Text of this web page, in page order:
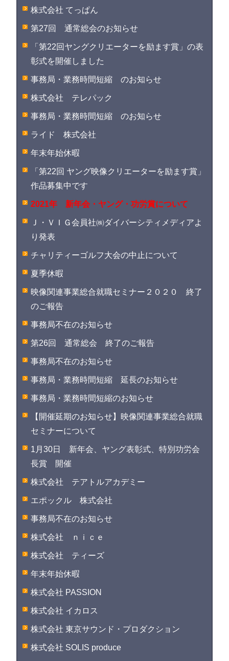
株式会社 てっぱん
第27回 通常総会のお知らせ
「第22回ヤングクリエーターを励ます賞」の表
彰式を開催しました
事務局・業務時間短縮 のお知らせ
株式会社 テレパック
事務局・業務時間短縮 のお知らせ
ライド 株式会社
年末年始休暇
「第22回 ヤング映像クリエーターを励ます賞」
作品募集中です
2021年 新年会・ヤング・功労賞について
Ｊ・ＶＩＧ会員社㈱ダイバーシティメディアよ
り発表
チャリティーゴルフ大会の中止について
夏季休暇
映像関連事業総合就職セミナー２０２０ 終了
のご報告
事務局不在のお知らせ
第26回 通常総会 終了のご報告
事務局不在のお知らせ
事務局・業務時間短縮 延長のお知らせ
事務局・業務時間短縮のお知らせ
【開催延期のお知らせ】映像関連事業総合就職
セミナーについて
1月30日 新年会、ヤング表彰式、特別功労会
長賞 開催
株式会社 テアトルアカデミー
エポックル 株式会社
事務局不在のお知らせ
株式会社 ｎｉｃｅ
株式会社 ティーズ
年末年始休暇
株式会社 PASSION
株式会社 イカロス
株式会社 東京サウンド・プロダクション
株式会社 SOLIS produce